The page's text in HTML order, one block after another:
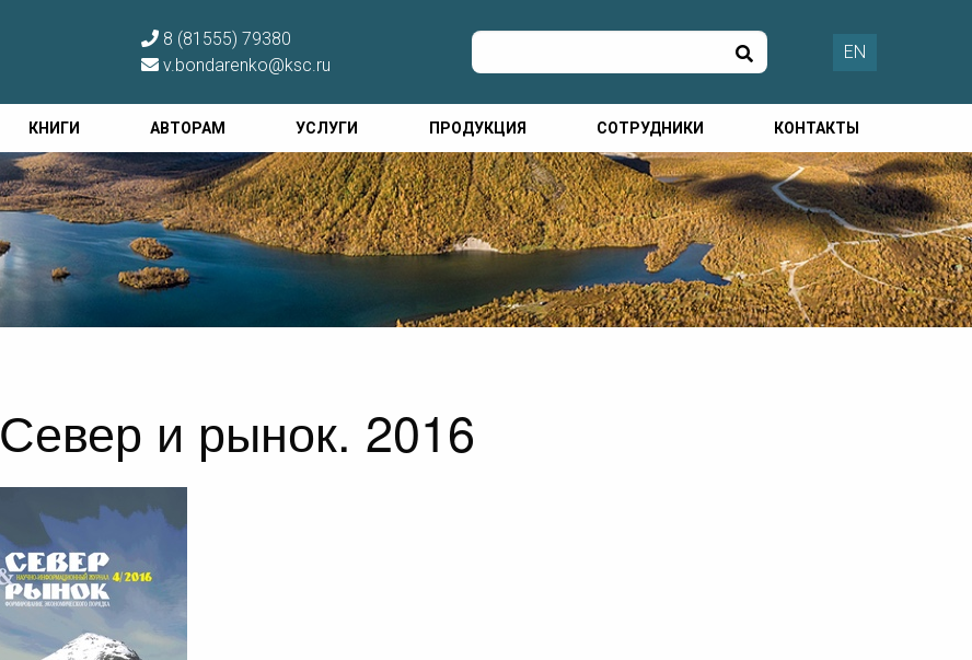
8 (81555) 79380
v.bondarenko@ksc.ru
EN
КНИГИ АВТОРАМ УСЛУГИ ПРОДУКЦИЯ СОТРУДНИКИ КОНТАКТЫ
Север и рынок. 2016